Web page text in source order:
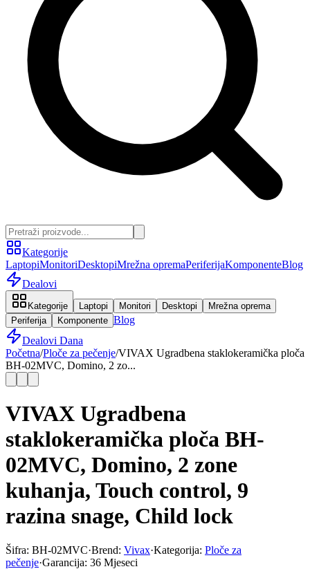
Kategorije
LaptopiMonitoriDesktopiMrežna opremaPeriferijaKomponenteBlog
Dealovi
Kategorije Laptopi Monitori Desktopi
Mrežna oprema
Periferija
Komponente Blog
Dealovi Dana
Početna/Ploče za pečenje/VIVAX Ugradbena staklokeramička ploča
BH-02MVC, Domino, 2 zo...
VIVAX Ugradbena
staklokeramička ploča BH-
02MVC, Domino, 2 zone
kuhanja, Touch control, 9
razina snage, Child lock
Šifra: BH-02MVC·Brend: Vivax·Kategorija: Ploče za
pečenje·Garancija: 36 Mjeseci